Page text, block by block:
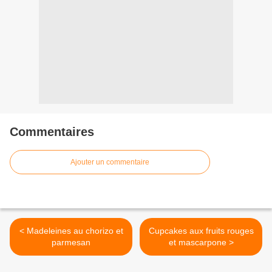
Commentaires
Ajouter un commentaire
< Madeleines au chorizo et
parmesan
Cupcakes aux fruits rouges
et mascarpone >